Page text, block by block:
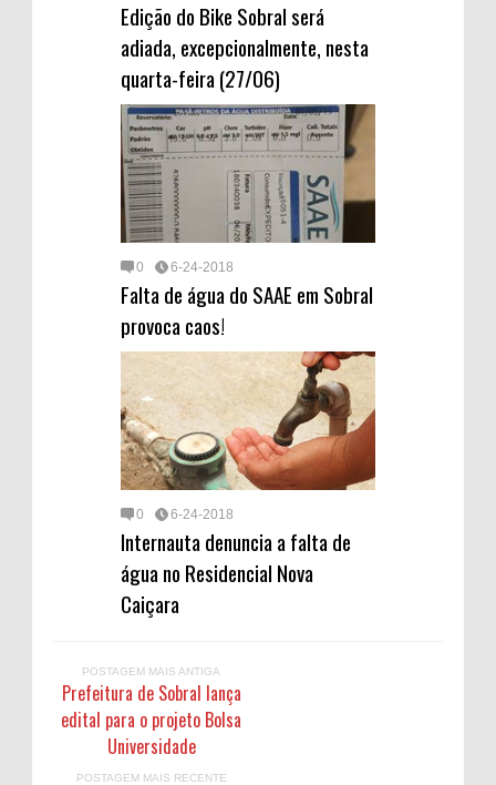
Edição do Bike Sobral será
adiada, excepcionalmente, nesta
quarta-feira (27/06)
0 6-24-2018
Falta de água do SAAE em Sobral
provoca caos!
0 6-24-2018
Internauta denuncia a falta de
água no Residencial Nova
Caiçara
POSTAGEM MAIS ANTIGA
Prefeitura de Sobral lança
edital para o projeto Bolsa
Universidade
POSTAGEM MAIS RECENTE